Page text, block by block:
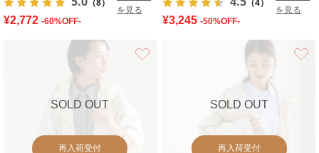
（8）
を見る
¥2,772 -60%OFF-
（4）
を見る
¥3,245 -50%OFF-
SOLD OUT
再入荷受付
SOLD OUT
再入荷受付